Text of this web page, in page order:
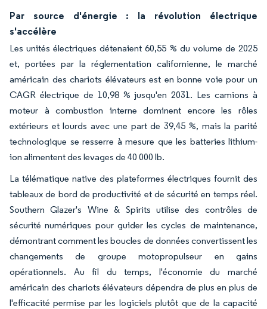
Par source d'énergie : la révolution électrique
s'accélère
Les unités électriques détenaient 60,55 % du volume de 2025
et, portées par la réglementation californienne, le marché
américain des chariots élévateurs est en bonne voie pour un
CAGR électrique de 10,98 % jusqu'en 2031. Les camions à
moteur à combustion interne dominent encore les rôles
extérieurs et lourds avec une part de 39,45 %, mais la parité
technologique se resserre à mesure que les batteries lithium-
ion alimentent des levages de 40 000 lb.
La télématique native des plateformes électriques fournit des
tableaux de bord de productivité et de sécurité en temps réel.
Southern Glazer's Wine & Spirits utilise des contrôles de
sécurité numériques pour guider les cycles de maintenance,
démontrant comment les boucles de données convertissent les
changements de groupe motopropulseur en gains
opérationnels. Au fil du temps, l'économie du marché
américain des chariots élévateurs dépendra de plus en plus de
l'efficacité permise par les logiciels plutôt que de la capacité